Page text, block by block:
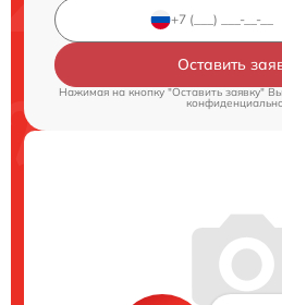
Оставить
Нажимая на кнопку "Оставить заявку"